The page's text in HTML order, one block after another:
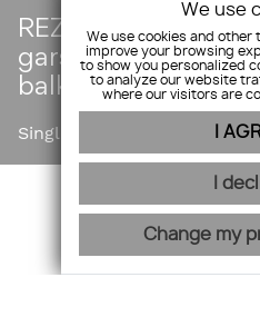
REZERVOVANÉ -
garsónka 25 m² na
balkónom do
Single studio
We use
We use cookies and
improve your browsing
to show you personalized
to analyze our website
where our visitors are
I
I
Change my